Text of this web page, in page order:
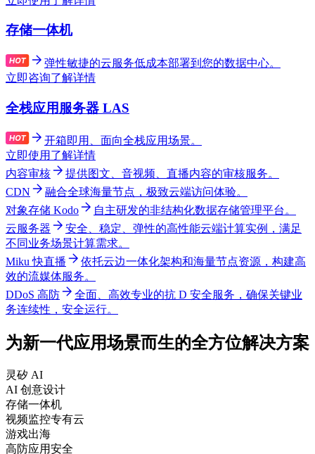
存储一体机
弹性敏捷的云服务低成本部署到您的数据中心。
立即咨询了解详情
全栈应用服务器 LAS
开箱即用、面向全栈应用场景。
立即使用 了解详情
内容审核
提供图文、音视频、直播内容的审核服务。
CDN
融合全球海量节点，极致云端访问体验。
对象存储 Kodo
自主研发的非结构化数据存储管理平台。
云服务器
安全、稳定、弹性的高性能云端计算实例，满足
不同业务场景计算需求。
Miku 快直播
依托云边一体化架构和海量节点资源，构建高
效的流媒体服务。
DDoS 高防
全面、高效专业的抗 D 安全服务，确保关键业
务连续性，安全运行。
为新一代应用场景而生的全方位解决方案
灵矽 AI
AI 创意设计
存储一体机
视频监控专有云
游戏出海
高防应用安全